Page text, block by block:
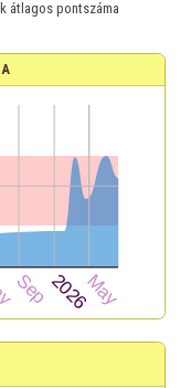
átlagos pontszáma